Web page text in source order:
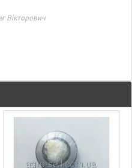
Вікторович